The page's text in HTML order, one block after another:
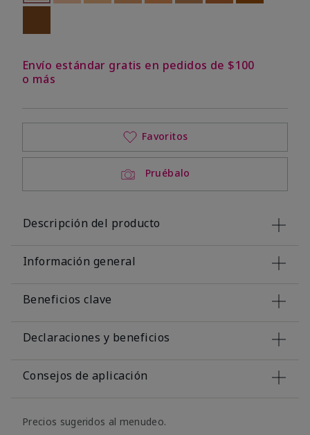
Envío estándar gratis en pedidos de $100
o más
Pruébalo
Favoritos
Descripción del producto
Información general
Beneficios clave
Declaraciones y beneficios
Consejos de aplicación
Precios sugeridos al menudeo.